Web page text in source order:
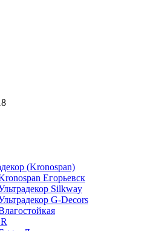
(Kronospan)
Егорьевск
Silkway
G-Decors